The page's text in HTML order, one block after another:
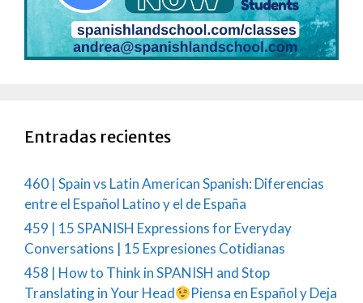
Entradas recientes
460 | Spain vs Latin American Spanish: Diferencias
entre el Español Latino y el de España
459 | 15 SPANISH Expressions for Everyday
Conversations | 15 Expresiones Cotidianas
458 | How to Think in SPANISH and Stop
Translating in Your Head
Piensa en Español y Deja